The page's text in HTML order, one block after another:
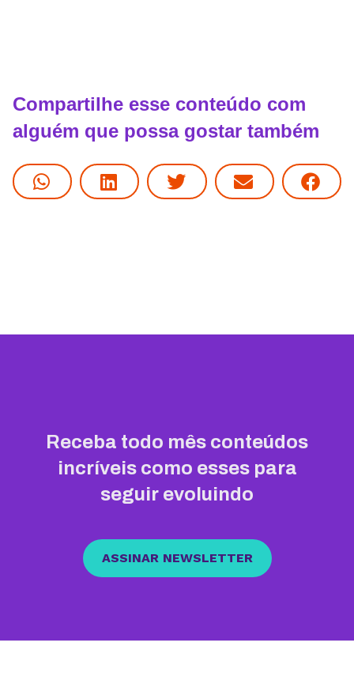
Compartilhe esse conteúdo com
alguém que possa gostar também
Receba todo mês conteúdos
incríveis como esses para
seguir evoluindo
ASSINAR NEWSLETTER